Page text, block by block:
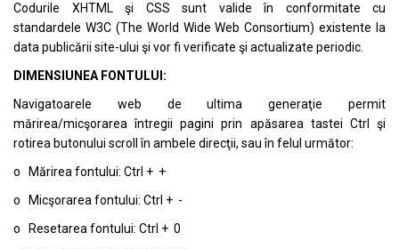
Codurile XHTML şi CSS sunt valide în conformitate cu
standardele W3C (The World Wide Web Consortium) existente la
data publicării site-ului şi vor fi verificate şi actualizate periodic.
DIMENSIUNEA FONTULUI:
Navigatoarele web de ultima generaţie permit
mărirea/micşorarea întregii pagini prin apăsarea tastei Ctrl şi
rotirea butonului scroll în ambele direcţii, sau în felul următor:
o Mărirea fontului: Ctrl + +
o Micşorarea fontului: Ctrl + -
o Resetarea fontului: Ctrl + 0